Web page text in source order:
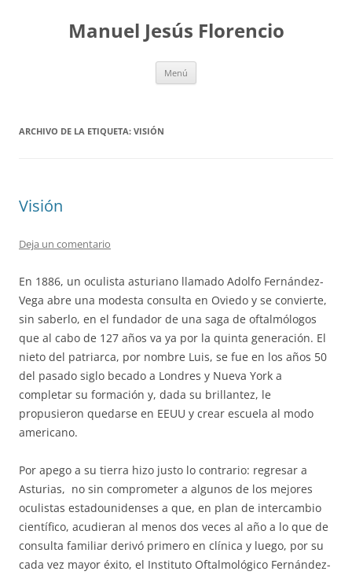
contenidoManuel Jesús Florencio
Menú
ARCHIVO DE LA ETIQUETA: VISIÓN
Visión
Deja un comentario
En 1886, un oculista asturiano llamado Adolfo Fernández-
Vega abre una modesta consulta en Oviedo y se convierte,
sin saberlo, en el fundador de una saga de oftalmólogos
que al cabo de 127 años va ya por la quinta generación. El
nieto del patriarca, por nombre Luis, se fue en los años 50
del pasado siglo becado a Londres y Nueva York a
completar su formación y, dada su brillantez, le
propusieron quedarse en EEUU y crear escuela al modo
americano.
Por apego a su tierra hizo justo lo contrario: regresar a
Asturias, no sin comprometer a algunos de los mejores
oculistas estadounidenses a que, en plan de intercambio
científico, acudieran al menos dos veces al año a lo que de
consulta familiar derivó primero en clínica y luego, por su
cada vez mayor éxito, el Instituto Oftalmológico Fernández-